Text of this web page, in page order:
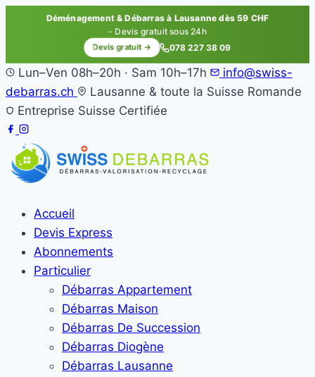
Déménagement & Débarras à Lausanne dès 59 CHF
- Devis gratuit sous 24h
Devis gratuit → 078 227 38 09
Lun–Ven 08h–20h · Sam 10h–17h
info@swiss-
debarras.ch
Lausanne & toute la Suisse Romande
Entreprise Suisse Certifiée
Accueil
Devis Express
Abonnements
Particulier
Débarras Appartement
Débarras Maison
Débarras De Succession
Débarras Diogène
Débarras Lausanne